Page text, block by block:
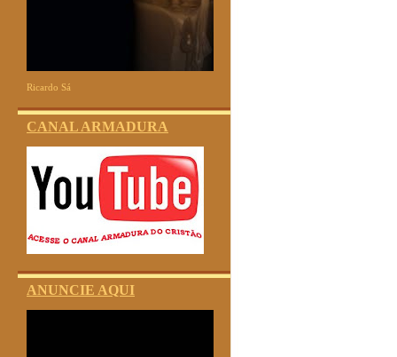
Ricardo Sá
CANAL ARMADURA
ANUNCIE AQUI